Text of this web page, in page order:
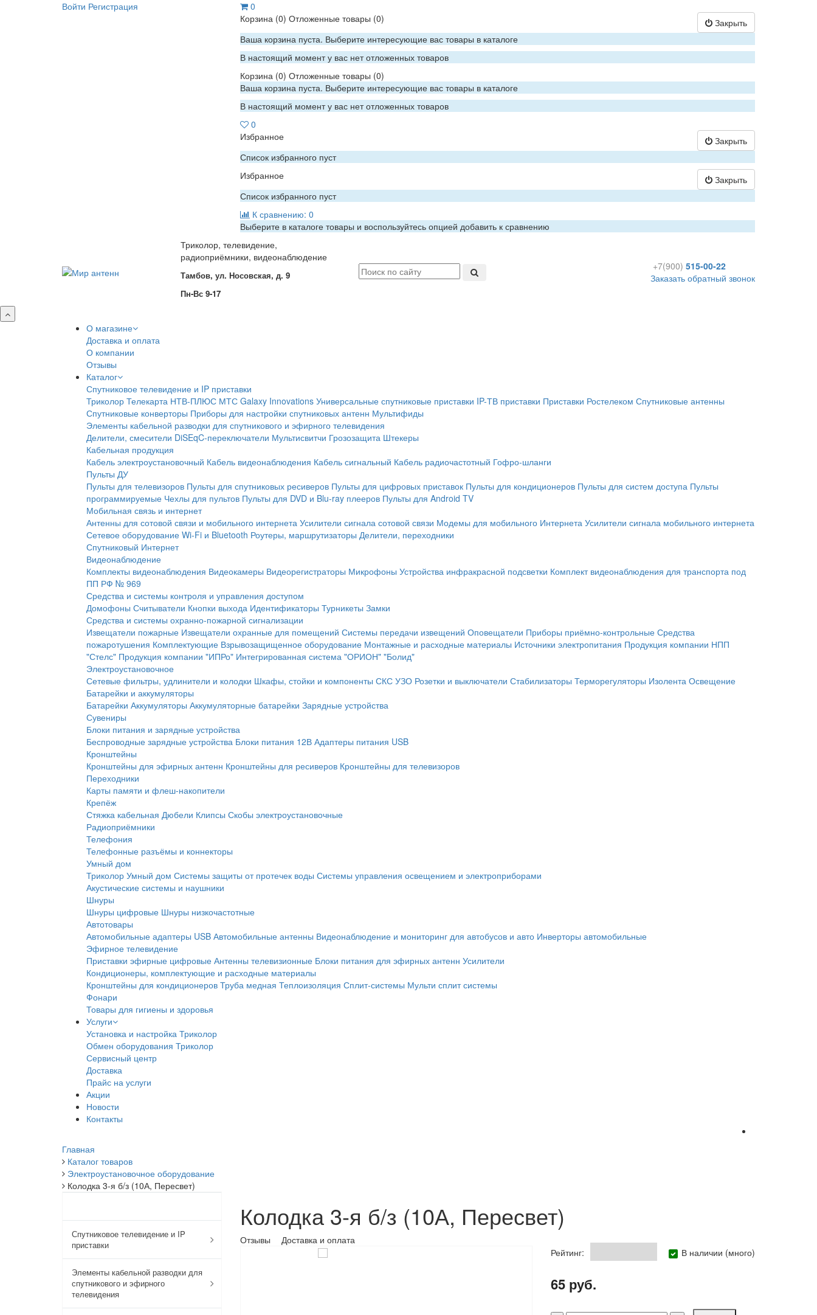
Войти Регистрация
0
Корзина(0) Отложенные товары (0)
Закрыть
Ваша корзина пуста. Выберите интересующие вас товары в каталоге
В настоящий момент у вас нет отложенных товаров
Корзина(0) Отложенные товары (0)
Ваша корзина пуста. Выберите интересующие вас товары в каталоге
В настоящий момент у вас нет отложенных товаров
0
Избранное
Закрыть
Список избранного пуст
Избранное
Закрыть
Список избранного пуст
К сравнению: 0
Выберите в каталоге товары и воспользуйтесь опцией добавить к сравнению
Триколор, телевидение,
радиоприёмники, видеонаблюдение
Тамбов, ул. Носовская, д. 9
Пн-Вс 9-17
+7(900) 515-00-22
Заказать обратный звонок
О магазине
Доставка и оплата
О компании
Отзывы
Каталог
Спутниковое телевидение и IP приставки
Триколор Телекарта НТВ-ПЛЮС МТС Galaxy Innovations Универсальные спутниковые приставки IP-ТВ приставки Приставки Ростелеком Спутниковые антенны
Спутниковые конверторы Приборы для настройки спутниковых антенн Мультифиды
Элементы кабельной разводки для спутникового и эфирного телевидения
Делители, смесители DiSEqC-переключатели Мультисвитчи Грозозащита Штекеры
Кабельная продукция
Кабель электроустановочный Кабель видеонаблюдения Кабель сигнальный Кабель радиочастотный Гофро-шланги
Пульты ДУ
Пульты для телевизоров Пульты для спутниковых ресиверов Пульты для цифровых приставок Пульты для кондиционеров Пульты для систем доступа Пульты
программируемые Чехлы для пультов Пульты для DVD и Blu-ray плееров Пульты для Android TV
Мобильная связь и интернет
Антенны для сотовой связи и мобильного интернета Усилители сигнала сотовой связи Модемы для мобильного Интернета Усилители сигнала мобильного интернета
Сетевое оборудование Wi-Fi и Bluetooth Роутеры, маршрутизаторы Делители, переходники
Спутниковый Интернет
Видеонаблюдение
Комплекты видеонаблюдения Видеокамеры Видеорегистраторы Микрофоны Устройства инфракрасной подсветки Комплект видеонаблюдения для транспорта под
ПП РФ № 969
Средства и системы контроля и управления доступом
Домофоны Считыватели Кнопки выхода Идентификаторы Турникеты Замки
Средства и системы охранно-пожарной сигнализации
Извещатели пожарные Извещатели охранные для помещений Системы передачи извещений Оповещатели Приборы приёмно-контрольные Средства
пожаротушения Комплектующие Взрывозащищенное оборудование Монтажные и расходные материалы Источники электропитания Продукция компании НПП
"Стелс" Продукция компании "ИПРо" Интегрированная система "ОРИОН" "Болид"
Электроустановочное
Сетевые фильтры, удлинители и колодки Шкафы, стойки и компоненты СКС УЗО Розетки и выключатели Стабилизаторы Терморегуляторы Изолента Освещение
Батарейки и аккумуляторы
Батарейки Аккумуляторы Аккумуляторные батарейки Зарядные устройства
Сувениры
Блоки питания и зарядные устройства
Беспроводные зарядные устройства Блоки питания 12В Адаптеры питания USB
Кронштейны
Кронштейны для эфирных антенн Кронштейны для ресиверов Кронштейны для телевизоров
Переходники
Карты памяти и флеш-накопители
Крепёж
Стяжка кабельная Дюбели Клипсы Скобы электроустановочные
Радиоприёмники
Телефония
Телефонные разъёмы и коннекторы
Умный дом
Триколор Умный дом Системы защиты от протечек воды Системы управления освещением и электроприборами
Акустические системы и наушники
Шнуры
Шнуры цифровые Шнуры низкочастотные
Автотовары
Автомобильные адаптеры USB Автомобильные антенны Видеонаблюдение и мониторинг для автобусов и авто Инверторы автомобильные
Эфирное телевидение
Приставки эфирные цифровые Антенны телевизионные Блоки питания для эфирных антенн Усилители
Кондиционеры, комплектующие и расходные материалы
Кронштейны для кондиционеров Труба медная Теплоизоляция Сплит-системы Мульти сплит системы
Фонари
Товары для гигиены и здоровья
Услуги
Установка и настройка Триколор
Обмен оборудования Триколор
Сервисный центр
Доставка
Прайс на услуги
Акции
Новости
Контакты
Главная
Каталог товаров
Электроустановочное оборудование
Колодка 3-я б/з (10А, Пересвет)
Спутниковое телевидение и IP
приставки
Элементы кабельной разводки для
спутникового и эфирного
телевидения
Колодка 3-я б/з (10А, Пересвет)
Отзывы
Доставка и оплата
Рейтинг:
В наличии (много)
65 руб.